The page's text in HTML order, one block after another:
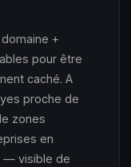
+
pour être
caché. A
proche de
zones
en
— visible de